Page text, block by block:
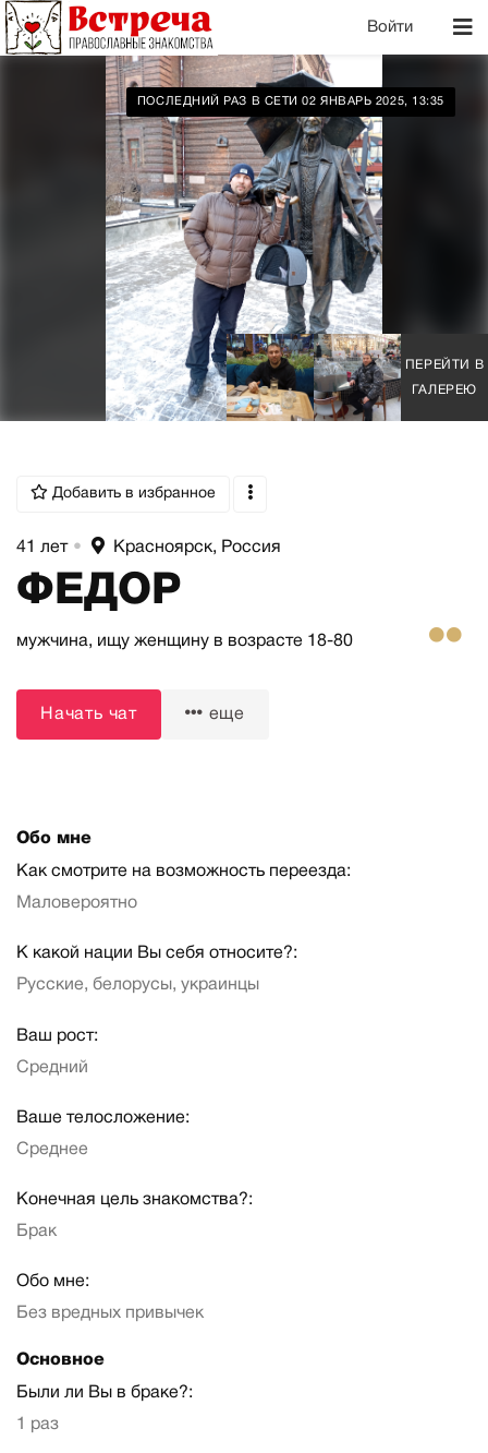
Войти
ПОСЛЕДНИЙ РАЗ В СЕТИ 02 ЯНВАРЬ 2025, 13:35
ПЕРЕЙТИ В
ГАЛЕРЕЮ
Добавить в избранное
41 лет • Красноярск, Россия
ФЕДОР
мужчина, ищу женщину в возрасте 18-80
Начать чат еще
Обо мне
Как смотрите на возможность переезда:
Маловероятно
К какой нации Вы себя относите?:
Русские, белорусы, украинцы
Ваш рост:
Средний
Ваше телосложение:
Среднее
Конечная цель знакомства?:
Брак
Обо мне:
Без вредных привычек
Основное
Были ли Вы в браке?:
1 раз